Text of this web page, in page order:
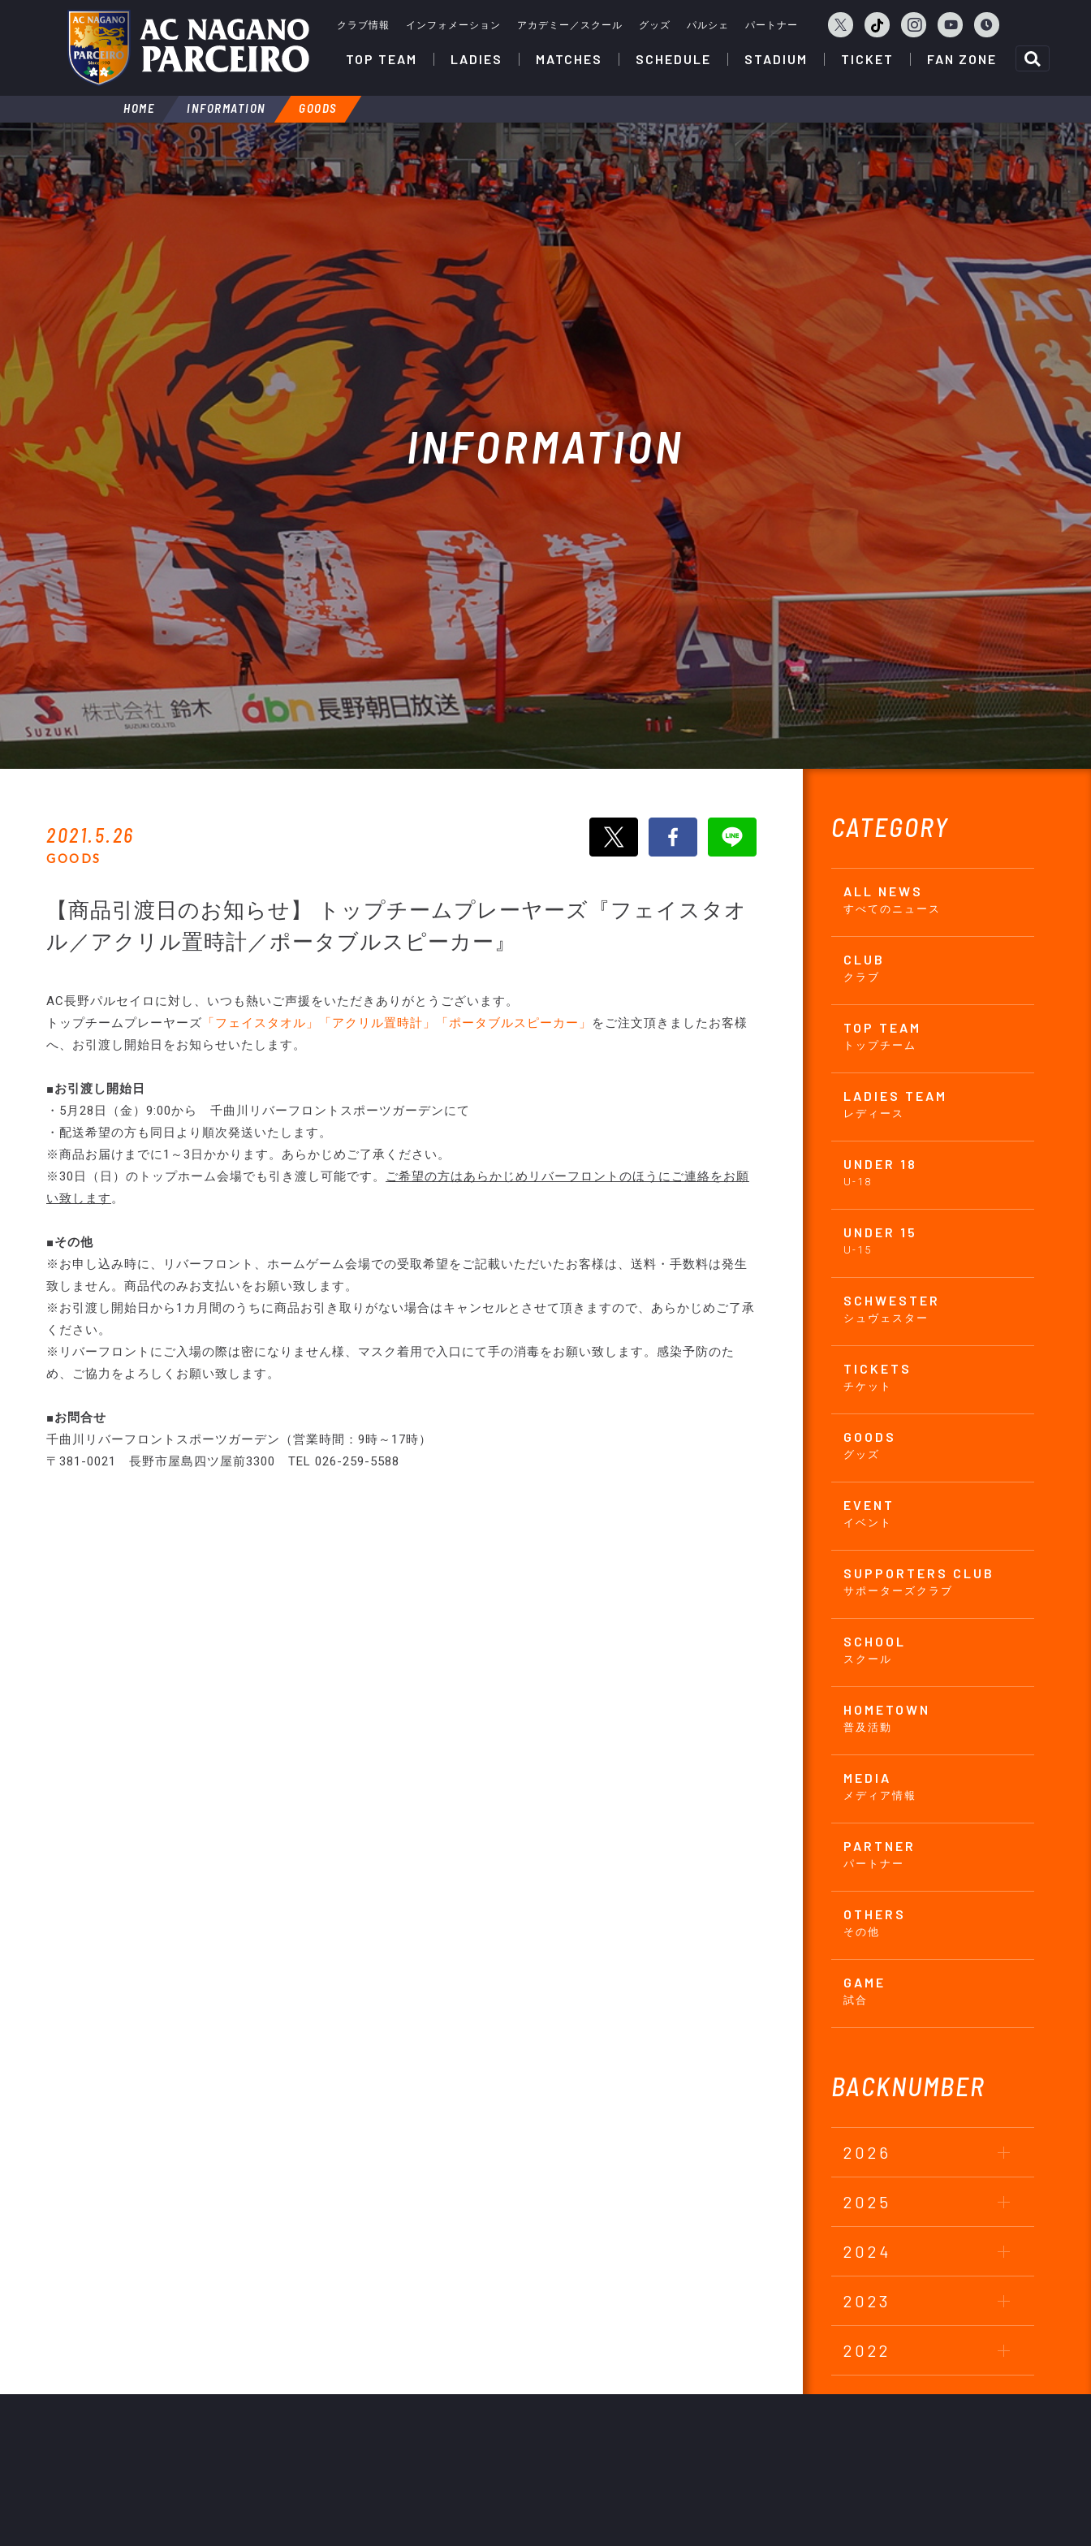
クラブ情報 インフォメーション アカデミー／スクール グッズ パルシェ パートナー
TOP TEAM LADIES MATCHES SCHEDULE STADIUM TICKET FAN ZONE
HOME INFORMATION GOODS
INFORMATION
CATEGORY
ALL NEWS
すべてのニュース
CLUB
クラブ
TOP TEAM
トップチーム
LADIES TEAM
レディース
UNDER 18
U-18
UNDER 15
U-15
SCHWESTER
シュヴェスター
TICKETS
チケット
GOODS
グッズ
EVENT
イベント
SUPPORTERS CLUB
サポーターズクラブ
SCHOOL
スクール
HOMETOWN
普及活動
MEDIA
メディア情報
PARTNER
パートナー
OTHERS
その他
GAME
試合
BACKNUMBER
2026
2025
2024
2023
2022
2021
2021.5.26
GOODS
【商品引渡日のお知らせ】 トップチームプレーヤーズ『フェイスタオ
ル／アクリル置時計／ポータブルスピーカー』
AC長野パルセイロに対し、いつも熱いご声援をいただきありがとうございます。
トップチームプレーヤーズ 「フェイスタオル」「アクリル置時計」「ポータブルスピーカー」
をご注文頂きましたお客様
へ、お引渡し開始日をお知らせいたします。
■お引渡し開始日
・5月28日（金）9:00から 千曲川リバーフロントスポーツガーデンにて
・配送希望の方も同日より順次発送いたします。
※商品お届けまでに1～3日かかります。あらかじめご了承ください。
※30日（日）のトップホーム会場でも引き渡し可能です。
ご希望の方はあらかじめリバーフロントのほうにご連絡をお願
い致します。
■その他
※お申し込み時に、リバーフロント、ホームゲーム会場での受取希望をご記載いただいたお客様は、送料・手数料は発生
致しません。商品代のみお支払いをお願い致します。
※お引渡し開始日から1カ月間のうちに商品お引き取りがない場合はキャンセルとさせて頂きますので、あらかじめご了承
ください。
※リバーフロントにご入場の際は密になりません様、マスク着用で入口にて手の消毒をお願い致します。感染予防のた
め、ご協力をよろしくお願い致します。
■お問合せ
千曲川リバーフロントスポーツガーデン（営業時間：9時～17時）
〒381-0021 長野市屋島四ツ屋前3300 TEL 026-259-5588